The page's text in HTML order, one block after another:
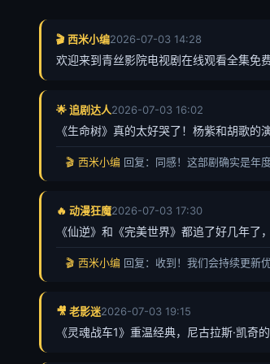
🎬 西米小编2026-07-03 14:28
欢迎来到青丝影院电视剧在线观看全集免
🌟 追剧达人2026-07-03 16:02
《生命树》真的太好哭了！杨紫和胡歌的
🎬 西米小编 回复：同感！这部剧确实是年
🔥 动漫狂魔2026-07-03 17:30
《仙逆》和《完美世界》都追了好几年了
🎬 西米小编 回复：收到！我们会持续更新
🎥 老影迷2026-07-03 19:15
《灵魂战车1》重温经典，尼古拉斯·凯奇